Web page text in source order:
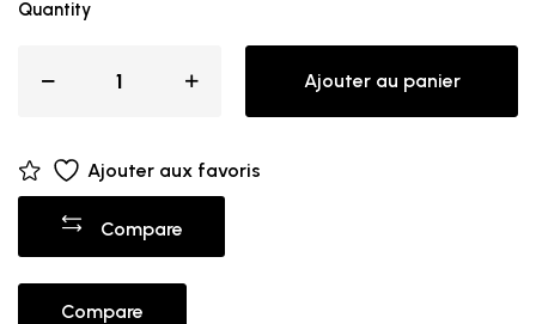
Quantity
Ajouter au panier
Ajouter aux favoris
Compare
Compare